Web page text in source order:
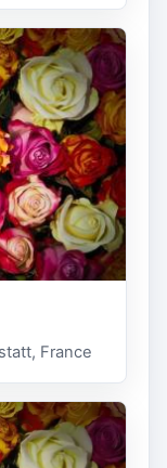
France